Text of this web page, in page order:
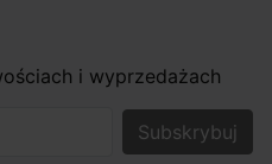
i wyprzedażach